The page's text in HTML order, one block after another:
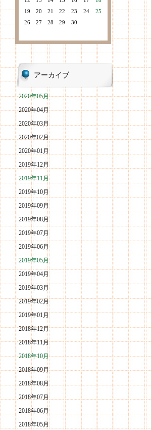
19
20 21 22 23 24
25
26
27 28 29 30
アーカイブ
2020年05月
2020年04月
2020年03月
2020年02月
2020年01月
2019年12月
2019年11月
2019年10月
2019年09月
2019年08月
2019年07月
2019年06月
2019年05月
2019年04月
2019年03月
2019年02月
2019年01月
2018年12月
2018年11月
2018年10月
2018年09月
2018年08月
2018年07月
2018年06月
2018年05月